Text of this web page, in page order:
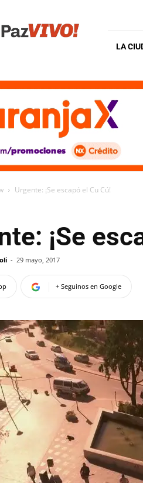
LA
Urgente: ¡Se escapó el Cu Cú!
¡Se
- 29 mayo, 2017
+ Seguinos en Google